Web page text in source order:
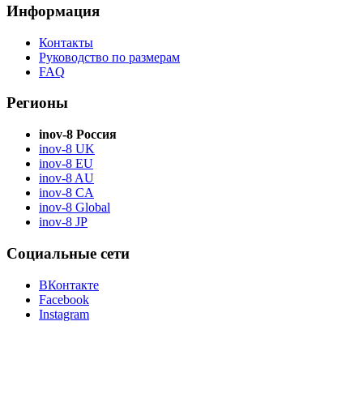
Информация
Контакты
Руководство по размерам
FAQ
Регионы
inov-8 Россия
inov-8 UK
inov-8 EU
inov-8 AU
inov-8 CA
inov-8 Global
inov-8 JP
Социальные сети
ВКонтакте
Facebook
Instagram